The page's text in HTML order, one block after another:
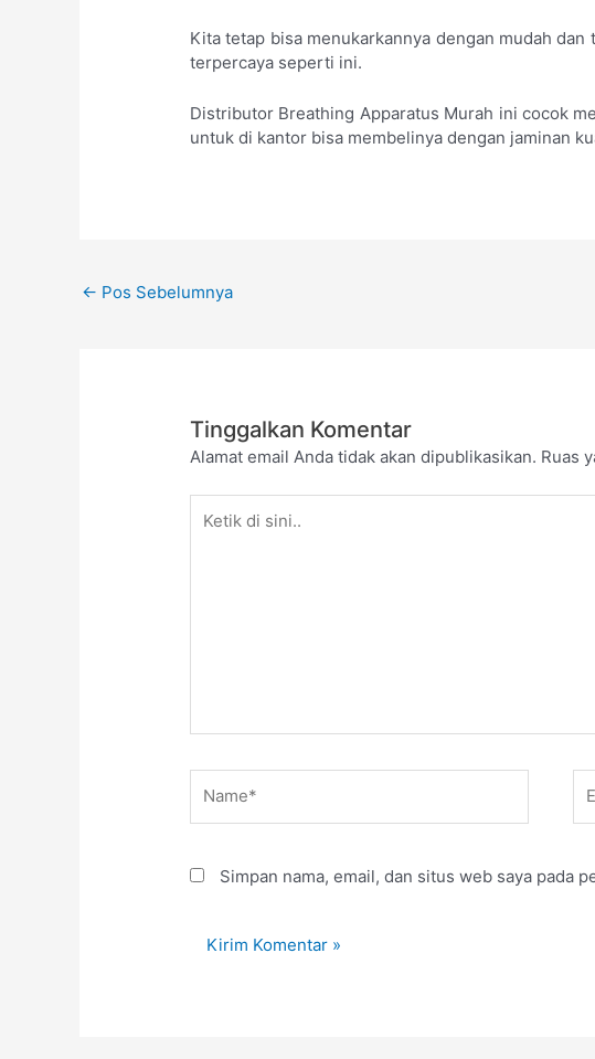
Kita tetap bisa menukarkannya dengan mudah
terpercaya seperti ini.
Distributor Breathing Apparatus Murah ini cocok
untuk di kantor bisa membelinya dengan jaminan
← Pos Sebelumnya
Tinggalkan Komentar
Alamat email Anda tidak akan dipublikasikan. Ruas
Simpan nama, email, dan situs web saya pada